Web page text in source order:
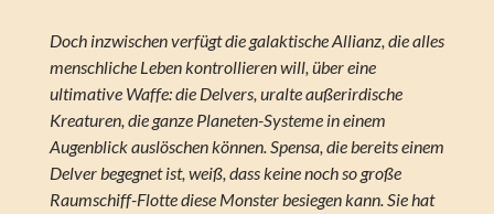
Doch inzwischen verfügt die galaktische Allianz, die alles
menschliche Leben kontrollieren will, über eine
ultimative Waffe: die Delvers, uralte außerirdische
Kreaturen, die ganze Planeten-Systeme in einem
Augenblick auslöschen können. Spensa, die bereits einem
Delver begegnet ist, weiß, dass keine noch so große
Raumschiff-Flotte diese Monster besiegen kann. Sie hat